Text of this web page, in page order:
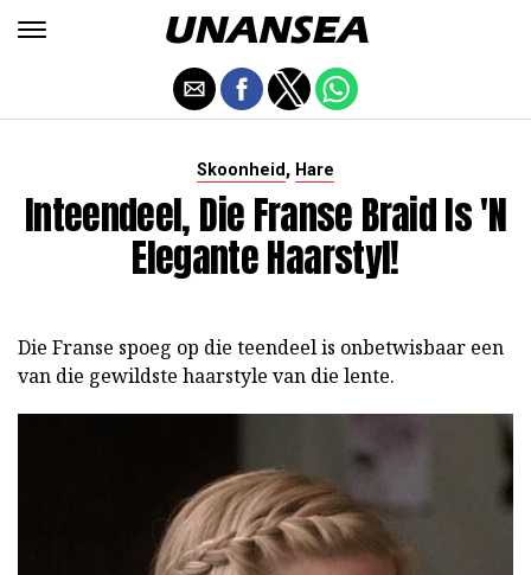
Skoonheid, Hare
Inteendeel, Die Franse Braid Is 'n
Elegante Haarstyl!
Die Franse spoeg op die teendeel is onbetwisbaar een
van die gewildste haarstyle van die lente.